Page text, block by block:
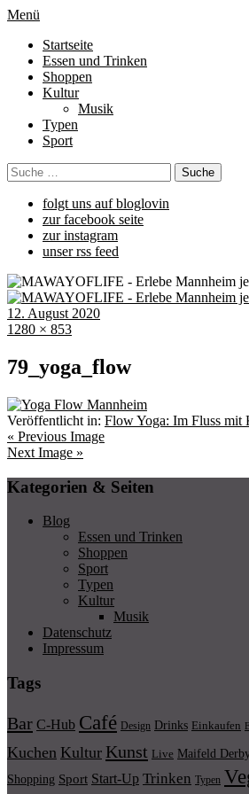
Menü
Startseite
Essen und Trinken
Shoppen
Kultur
Musik
Typen
Sport
folgt uns auf bloglovin
zur facebook seite
zur instagram
unser rss feed
12. August 2020
1280 × 853
79_yoga_flow
Veröffentlicht in: Flow Yoga: Im Fluss mit
« Previous Image
Next Image »
Kategorien & Seiten
Blog
Essen und Trinken
Shoppen
Sport
Typen
Kultur
Musik
Datenschutz
Impressum
Tags
Bar C-Hub Café Design Drinks Einkaufen
Kuchen Kultur Kunst Live Maifeld
Shopping Sport Start-Up Trinken Typen